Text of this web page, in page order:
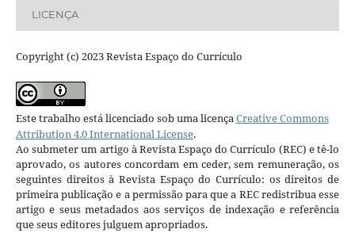
LICENÇA
Copyright (c) 2023 Revista Espaço do Currículo
Este trabalho está licenciado sob uma licençaCreative Commons
Attribution 4.0 International License.
Ao submeter um artigo à Revista Espaço do Currículo (REC) e tê-lo
aprovado, os autores concordam em ceder, sem remuneração, os
seguintes direitos à Revista Espaço do Currículo: os direitos de
primeira publicação e a permissão para que a REC redistribua esse
artigo e seus metadados aos serviços de indexação e referência
que seus editores julguem apropriados.